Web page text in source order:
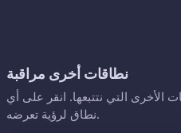
نطاقات أخرى مراقبة
الأخرى التي نتتبعها. انقر على أي
نطاق لرؤية تعرضه.